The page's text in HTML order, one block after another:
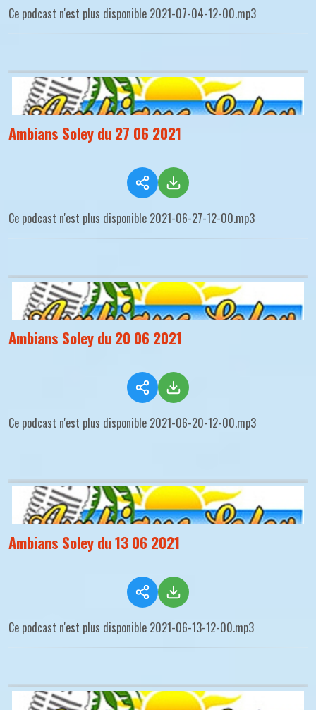
Ce podcast n'est plus disponible 2021-07-04-12-00.mp3
Ambians Soley du 27 06 2021
Ce podcast n'est plus disponible 2021-06-27-12-00.mp3
Ambians Soley du 20 06 2021
Ce podcast n'est plus disponible 2021-06-20-12-00.mp3
Ambians Soley du 13 06 2021
Ce podcast n'est plus disponible 2021-06-13-12-00.mp3